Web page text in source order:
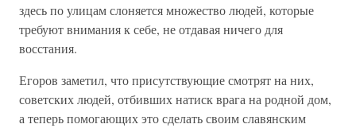
здесь по улицам слоняется множество людей, которые
требуют внимания к себе, не отдавая ничего для
восстания.
Егоров заметил, что присутствующие смотрят на них,
советских людей, отбивших натиск врага на родной дом,
а теперь помогающих это сделать своим славянским